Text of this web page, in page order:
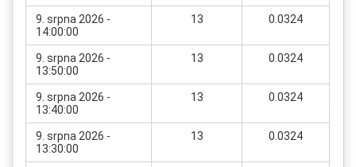
9. srpna 2026 -
14:00:00
13 0.0324
9. srpna 2026 -
13:50:00
13 0.0324
9. srpna 2026 -
13:40:00
13 0.0324
9. srpna 2026 -
13:30:00
13 0.0324